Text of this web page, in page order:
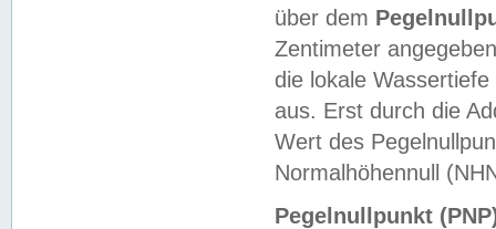
über dem
Zentimeter
die lokale
aus. Erst durch die
Wert des
Normalhöhennull
Pegelnullpunkt